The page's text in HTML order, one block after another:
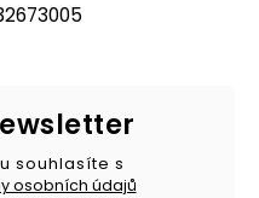
souhlasíte s
osobních údajů